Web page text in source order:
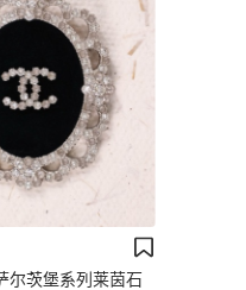
尔茨堡系列莱茵石